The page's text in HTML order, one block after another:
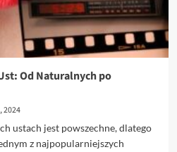
Od Naturalnych po
2024
ustach jest powszechne, dlatego
z najpopularniejszych